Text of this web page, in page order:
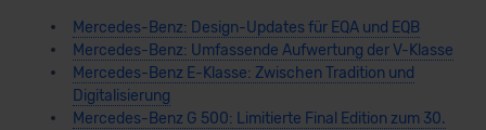
Mercedes-Benz: Design-Updates für EQA und EQB
Mercedes-Benz: Umfassende Aufwertung der V-Klasse
Mercedes-Benz E-Klasse: Zwischen Tradition und
Digitalisierung
Mercedes-Benz G 500: Limitierte Final Edition zum 30.